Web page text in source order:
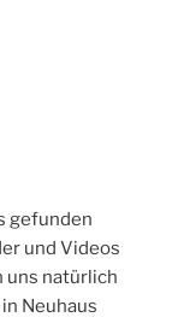
gefunden
und Videos
uns natürlich
Neuhaus